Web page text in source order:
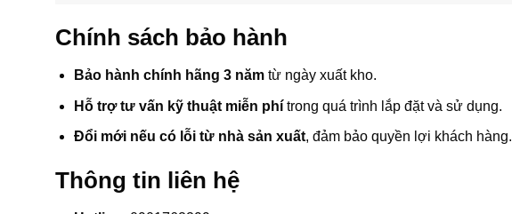
Chính sách bảo hành
Bảo hành chính hãng 3 nămtừ ngày xuất kho.
Hỗ trợ tư vấn kỹ thuật miễn phítrong quá trình lắp đặt và sử dụng.
Đổi mới nếu có lỗi từ nhà sản xuất, đảm bảo quyền lợi khách hàng.
Thông tin liên hệ